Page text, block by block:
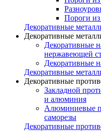
Пороги
Декоративные
Декоративные
Декоративные
нержавеющей
Декоративные
Декоративные
Декоративные
Закладной
и алюминия
Алюминиевые
саморезы
Декоративные